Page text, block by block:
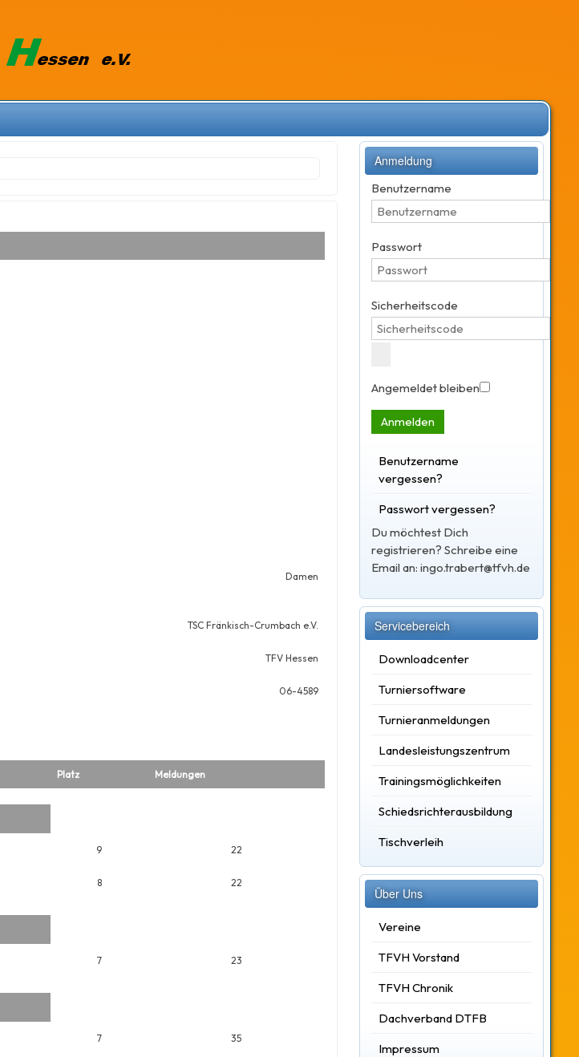
Damen
TSC Fränkisch-Crumbach e.V.
TFV Hessen
06-4589
Platz Meldungen
9 22
8 22
7 23
7 35
Anmeldung
Benutzername
Passwort
Sicherheitscode
Angemeldet bleiben
Anmelden
Benutzername
vergessen?
Passwort vergessen?
Du möchtest Dich
registrieren? Schreibe eine
Email an: ingo.trabert@tfvh.de
Servicebereich
Downloadcenter
Turniersoftware
Turnieranmeldungen
Landesleistungszentrum
Trainingsmöglichkeiten
Schiedsrichterausbildung
Tischverleih
Über Uns
Vereine
TFVH Vorstand
TFVH Chronik
Dachverband DTFB
Impressum